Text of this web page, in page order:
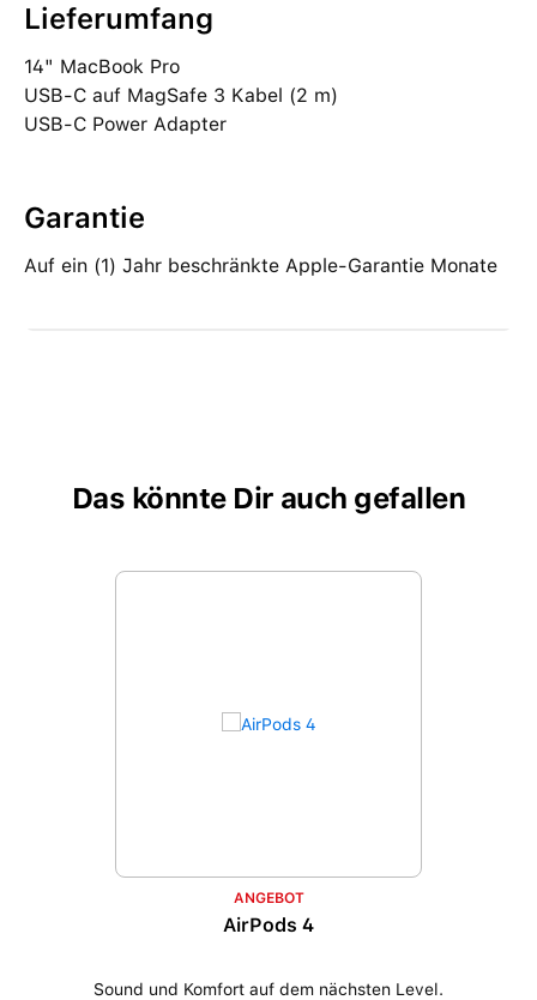
Lieferumfang
14" MacBook Pro
USB‑C auf MagSafe 3 Kabel (2 m)
USB‑C Power Adapter
Garantie
Auf ein (1) Jahr beschränkte Apple-Garantie Monate
Das könnte Dir auch gefallen
Produktgalerie überspringen
ANGEBOT
AirPods 4
Sound und Komfort auf dem nächsten Level.